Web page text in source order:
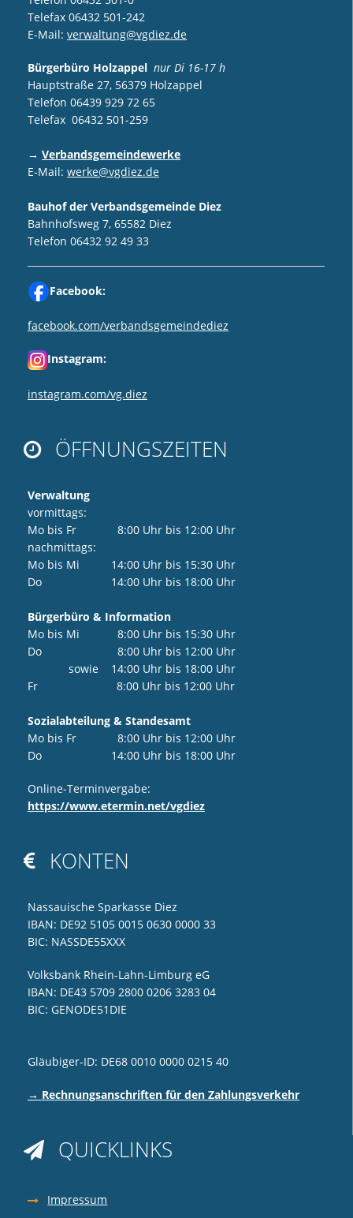
Telefax 06432 501-242
E-Mail: verwaltung@vgdiez.de
Bürgerbüro Holzappel nur Di 16-17 h
Hauptstraße 27, 56379 Holzappel
Telefon 06439 929 72 65
Telefax 06432 501-259
→ Verbandsgemeindewerke
E-Mail: werke@vgdiez.de
Bauhof der Verbandsgemeinde Diez
Bahnhofsweg 7, 65582 Diez
Telefon 06432 92 49 33
Facebook:
facebook.com/verbandsgemeindediez
Instagram:
instagram.com/vg.diez
 ÖFFNUNGSZEITEN
Verwaltung
vormittags:
Mo bis Fr 8:00 Uhr bis 12:00 Uhr
nachmittags:
Mo bis Mi 14:00 Uhr bis 15:30 Uhr
Do 14:00 Uhr bis 18:00 Uhr
Bürgerbüro & Information
Mo bis Mi 8:00 Uhr bis 15:30 Uhr
Do 8:00 Uhr bis 12:00 Uhr
sowie 14:00 Uhr bis 18:00 Uhr
Fr 8:00 Uhr bis 12:00 Uhr
Sozialabteilung & Standesamt
Mo bis Fr 8:00 Uhr bis 12:00 Uhr
Do 14:00 Uhr bis 18:00 Uhr
Online-Terminvergabe:
https://www.etermin.net/vgdiez
 KONTEN
Nassauische Sparkasse Diez
IBAN: DE92 5105 0015 0630 0000 33
BIC: NASSDE55XXX
Volksbank Rhein-Lahn-Limburg eG
IBAN: DE43 5709 2800 0206 3283 04
BIC: GENODE51DIE
Gläubiger-ID: DE68 0010 0000 0215 40
→ Rechnungsanschriften für den Zahlungsverkehr
 QUICKLINKS
Impressum